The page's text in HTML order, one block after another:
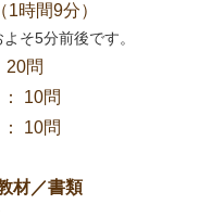
1時間9分）
そ5分前後です。
20問
10問
10問
材／書類